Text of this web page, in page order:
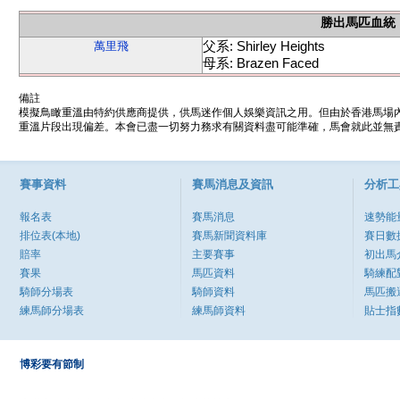
勝出馬匹血統
萬里飛
父系: Shirley Heights
母系: Brazen Faced
備註
模擬鳥瞰重溫由特約供應商提供，供馬迷作個人娛樂資訊之用。但由於香港馬
重溫片段出現偏差。本會已盡一切努力務求有關資料盡可能準確，馬會就此並
賽事資料
報名表
排位表(本地)
賠率
賽果
騎師分場表
練馬師分場表
賽馬消息及資訊
賽馬消息
賽馬新聞資料庫
主要賽事
馬匹資料
騎師資料
練馬師資料
分析
速勢能
賽日數
初出馬
騎練配
馬匹搬
貼士指
博彩要有節制